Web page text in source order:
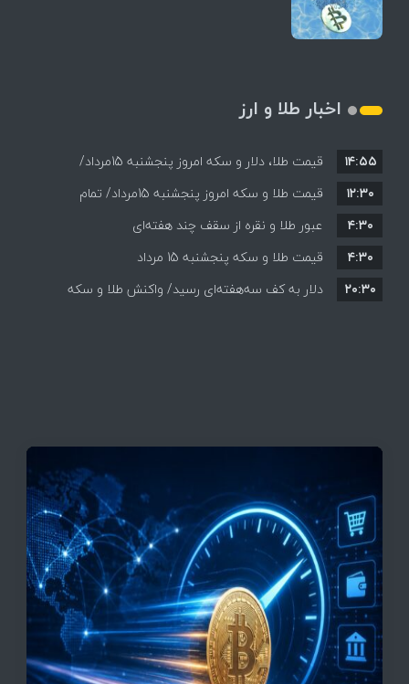
اخبار طلا و ارز
قیمت طلا، دلار و سکه امروز پنجشنبه 15مرداد/
افزایش قیمت ها + جدول
۱۴:۵۵
قیمت طلا و سکه امروز پنجشنبه 15مرداد/ تمام
قیمت ها بر مدار افزایش + جدول
۱۲:۳۰
عبور طلا و نقره از سقف چند هفته‌ای
۴:۳۰
قیمت طلا و سکه پنجشنبه 15 مرداد
۴:۳۰
دلار به کف سه‌هفته‌ای رسید/ واکنش طلا و سکه
۲۰:۳۰